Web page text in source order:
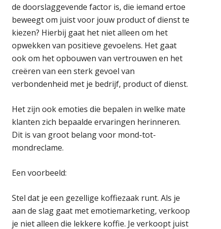
de doorslaggevende factor is, die iemand ertoe
beweegt om juist voor jouw product of dienst te
kiezen? Hierbij gaat het niet alleen om het
opwekken van positieve gevoelens. Het gaat
ook om het opbouwen van vertrouwen en het
creëren van een sterk gevoel van
verbondenheid met je bedrijf, product of dienst.
Het zijn ook emoties die bepalen in welke mate
klanten zich bepaalde ervaringen herinneren.
Dit is van groot belang voor mond-tot-
mondreclame.
Een voorbeeld:
Stel dat je een gezellige koffiezaak runt. Als je
aan de slag gaat met emotiemarketing, verkoop
je niet alleen die lekkere koffie. Je verkoopt juist